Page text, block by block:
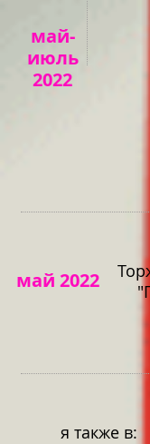
май-
июль
2022
май 2022
я также в: